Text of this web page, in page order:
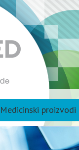
Medicinski proizvodi